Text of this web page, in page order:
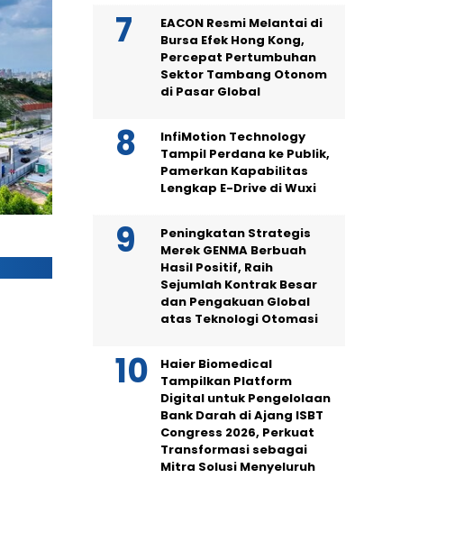
EACON Resmi Melantai di
Bursa Efek Hong Kong,
Percepat Pertumbuhan
Sektor Tambang Otonom
di Pasar Global
InfiMotion Technology
Tampil Perdana ke Publik,
Pamerkan Kapabilitas
Lengkap E-Drive di Wuxi
Peningkatan Strategis
Merek GENMA Berbuah
Hasil Positif, Raih
Sejumlah Kontrak Besar
dan Pengakuan Global
atas Teknologi Otomasi
Haier Biomedical
Tampilkan Platform
Digital untuk Pengelolaan
Bank Darah di Ajang ISBT
Congress 2026, Perkuat
Transformasi sebagai
Mitra Solusi Menyeluruh